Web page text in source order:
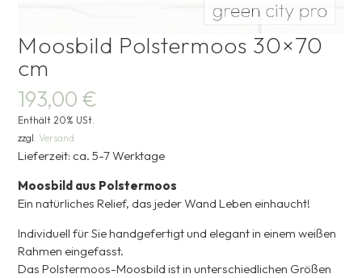
Moosbild Polstermoos 30×70
cm
193,00€
Enthält 20% USt.
zzgl.Versand
Lieferzeit: ca. 5-7 Werktage
Moosbild aus Polstermoos
Ein natürliches Relief, das jeder Wand Leben einhaucht!
Individuell für Sie handgefertigt und elegant in einem weißen
Rahmen eingefasst.
Das Polstermoos-Moosbild ist in unterschiedlichen Größen